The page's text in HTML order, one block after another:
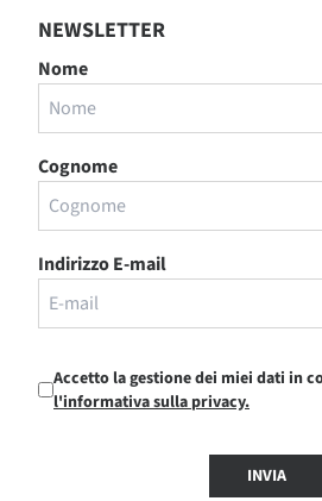
NEWSLETTER
Nome
Cognome
Indirizzo E-mail
Accetto la gestione dei miei dati in
l'informativa sulla privacy.
INVIA